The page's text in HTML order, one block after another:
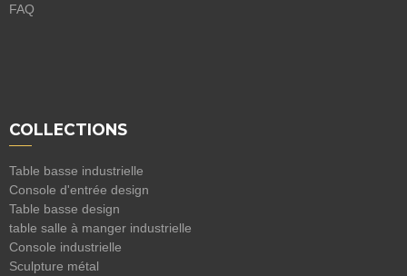
FAQ
COLLECTIONS
Table basse industrielle
Console d'entrée design
Table basse design
table salle à manger industrielle
Console industrielle
Sculpture métal